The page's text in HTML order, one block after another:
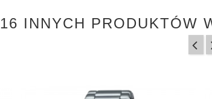
16 INNYCH PRODUKTÓW